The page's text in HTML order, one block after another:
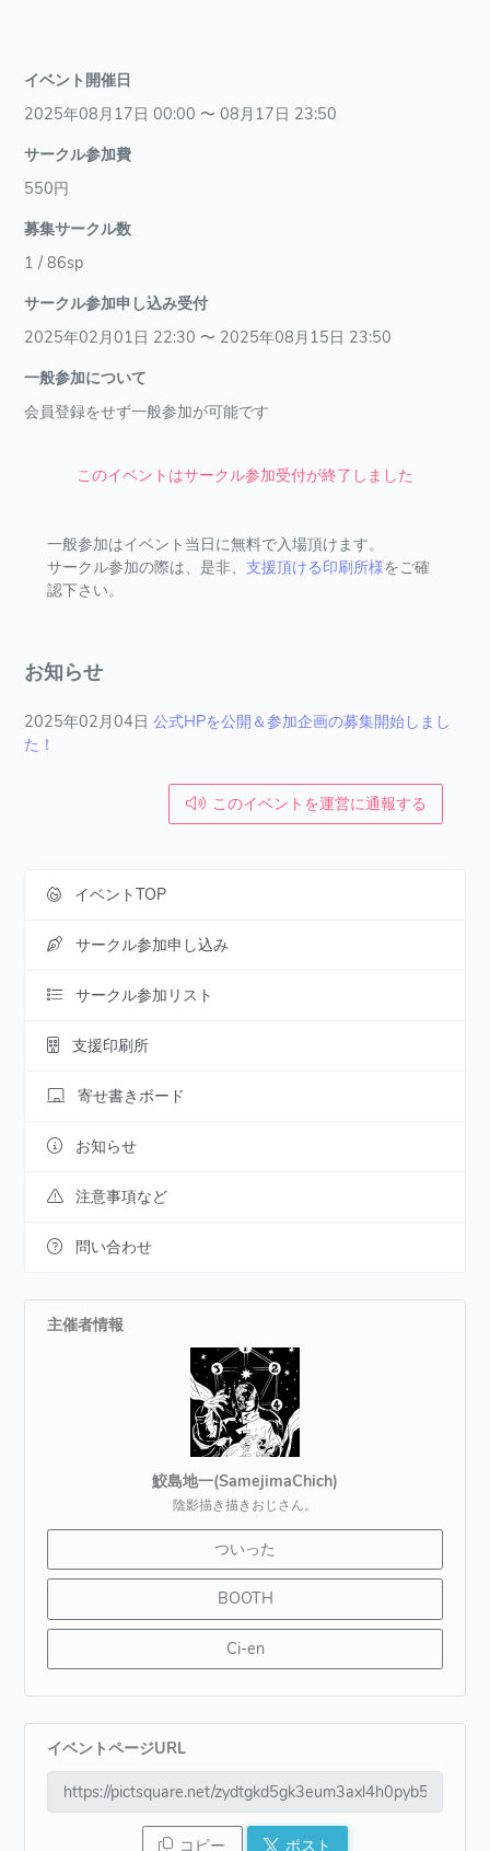
イベント開催日
2025年08月17日 00:00 〜 08月17日 23:50
サークル参加費
550円
募集サークル数
1 / 86sp
サークル参加申し込み受付
2025年02月01日 22:30 〜 2025年08月15日 23:50
一般参加について
会員登録をせず一般参加が可能です
このイベントはサークル参加受付が終了しました
一般参加はイベント当日に無料で入場頂けます。
サークル参加の際は、是非、 支援頂ける印刷所様をご確
認下さい。
お知らせ
2025年02月04日 公式HPを公開＆参加企画の募集開始しまし
た！
このイベントを運営に通報する
イベントTOP
サークル参加申し込み
サークル参加リスト
支援印刷所
寄せ書きボード
お知らせ
注意事項など
問い合わせ
主催者情報
鮫島地一(SamejimaChich)
陰影描き描きおじさん。
ついった
BOOTH
Ci-en
イベントページURL
コピー ポスト